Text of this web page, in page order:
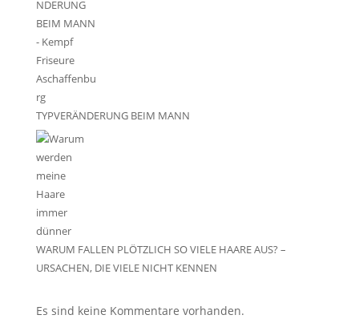
TYPVERÄNDERUNG BEIM MANN
WARUM FALLEN PLÖTZLICH SO VIELE HAARE AUS? –
URSACHEN, DIE VIELE NICHT KENNEN
Es sind keine Kommentare vorhanden.